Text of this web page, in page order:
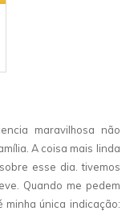
maravilhosa não
A coisa mais linda
esse dia. tivemos
Quando me pedem
única indicação: